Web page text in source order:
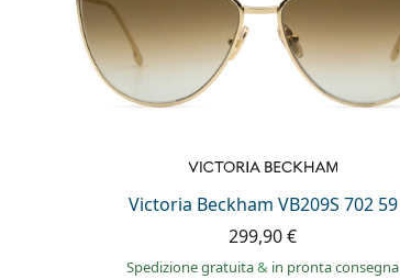
Victoria Beckham VB209S 702 59
299,90 €
Spedizione gratuita& in pronta consegna